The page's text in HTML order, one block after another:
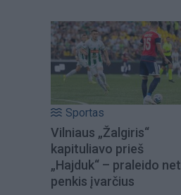
Sportas
Vilniaus „Žalgiris“
kapituliavo prieš
„Hajduk“ – praleido net
penkis įvarčius